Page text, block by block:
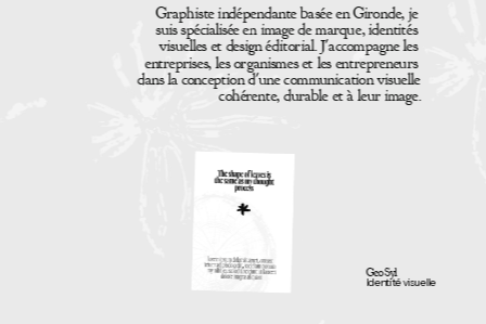
Graphiste indépendante basée en Gironde, je
suis spécialisée en image de marque, identités
visuelles et design éditorial. J'accompagne les
entreprises, les organismes et les entrepreneurs
dans la conception d'une communication visuelle
cohérente, durable et à leur image.
Geo Syl
Identité visuelle